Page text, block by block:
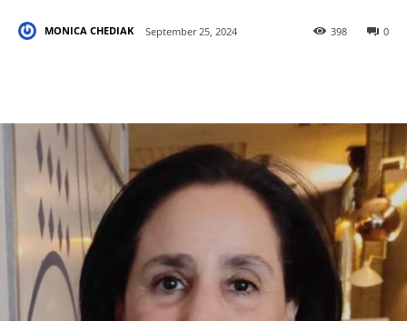
MONICA CHEDIAK September 25, 2024 0
398